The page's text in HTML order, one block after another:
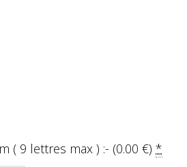
( 9 lettres max ) :- (0.00€)*